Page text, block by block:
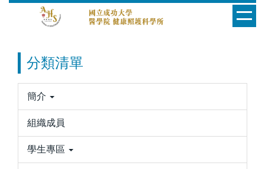
分類清單
簡介
組織成員
學生專區